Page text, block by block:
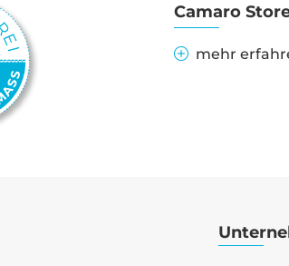
Camaro
mehr